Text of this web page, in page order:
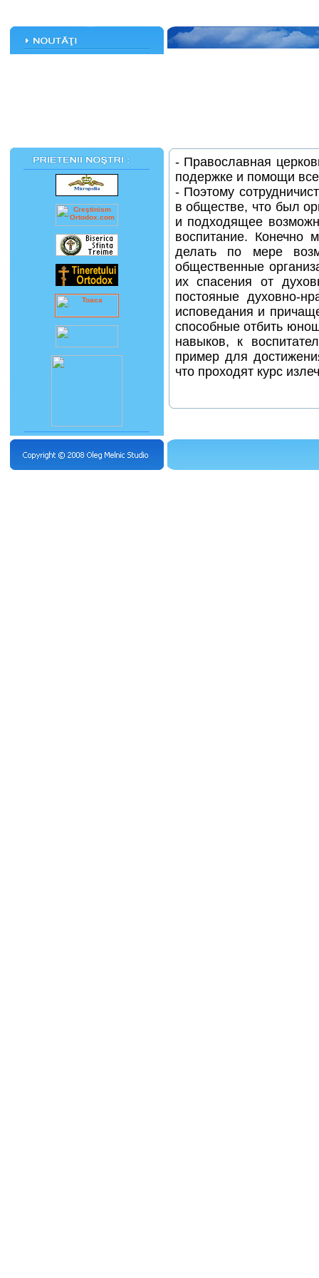
- Православная
подержке и помощи
- Поэтому
в обществе, что был
и подходящее
воспитание.
делать по мере
общественные
их спасения от
постояные духовно-
исповедания и
способные отбить
навыков, к
пример для
что проходят курс